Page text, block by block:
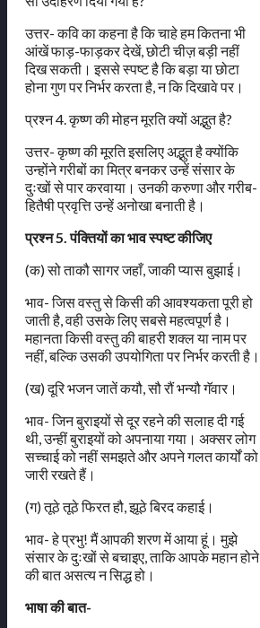
उत्तर- कवि का कहना है कि चाहे हम कितना भी
आंखें फाड़-फाड़कर देखें, छोटी चीज़ बड़ी नहीं
दिख सकती। इससे स्पष्ट है कि बड़ा या छोटा
होना गुण पर निर्भर करता है, न कि दिखावे पर।
प्रश्न 4. कृष्ण की मोहन मूरति क्यों अद्भुत है?
उत्तर- कृष्ण की मूरति इसलिए अद्भुत है क्योंकि
उन्होंने गरीबों का मित्र बनकर उन्हें संसार के
दुःखों से पार करवाया। उनकी करुणा और गरीब-
हितैषी प्रवृत्ति उन्हें अनोखा बनाती है।
प्रश्न 5. पंक्तियों का भाव स्पष्ट कीजिए
(क) सो ताकौ सागर जहाँ, जाकी प्यास बुझाई।
भाव- जिस वस्तु से किसी की आवश्यकता पूरी हो
जाती है, वही उसके लिए सबसे महत्वपूर्ण है।
महानता किसी वस्तु की बाहरी शक्ल या नाम पर
नहीं, बल्कि उसकी उपयोगिता पर निर्भर करती है।
(ख) दूरि भजन जातें कयौ, सौ रौं भन्यौ गॅवार।
भाव- जिन बुराइयों से दूर रहने की सलाह दी गई
थी, उन्हीं बुराइयों को अपनाया गया। अक्सर लोग
सच्चाई को नहीं समझते और अपने गलत कार्यों को
जारी रखते हैं।
(ग) तूठे तूठे फिरत हौ, झूठे बिरद कहाई।
भाव- हे प्रभु! मैं आपकी शरण में आया हूं। मुझे
संसार के दुःखों से बचाइए, ताकि आपके महान होने
की बात असत्य न सिद्ध हो।
भाषा की बात-